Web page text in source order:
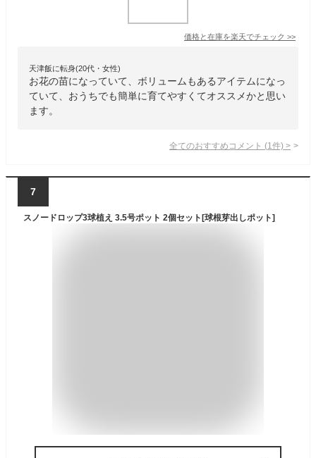
価格と在庫を楽天でチェック >>
天津飯に転身(20代・女性)
お花の苗になっていて、ボリュームもあるアイテムになっ
ていて、おうちでも簡単に育てやすくてオススメかと思い
ます。
全てのおすすめコメント (1 件) >
7
スノードロップ3球植え 3.5号ポット 2個セット[球根芽出しポット]